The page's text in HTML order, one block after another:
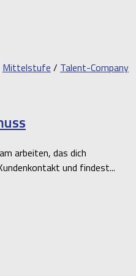
Mittelstufe / Talent-Company
arbeiten, das dich
und findest...